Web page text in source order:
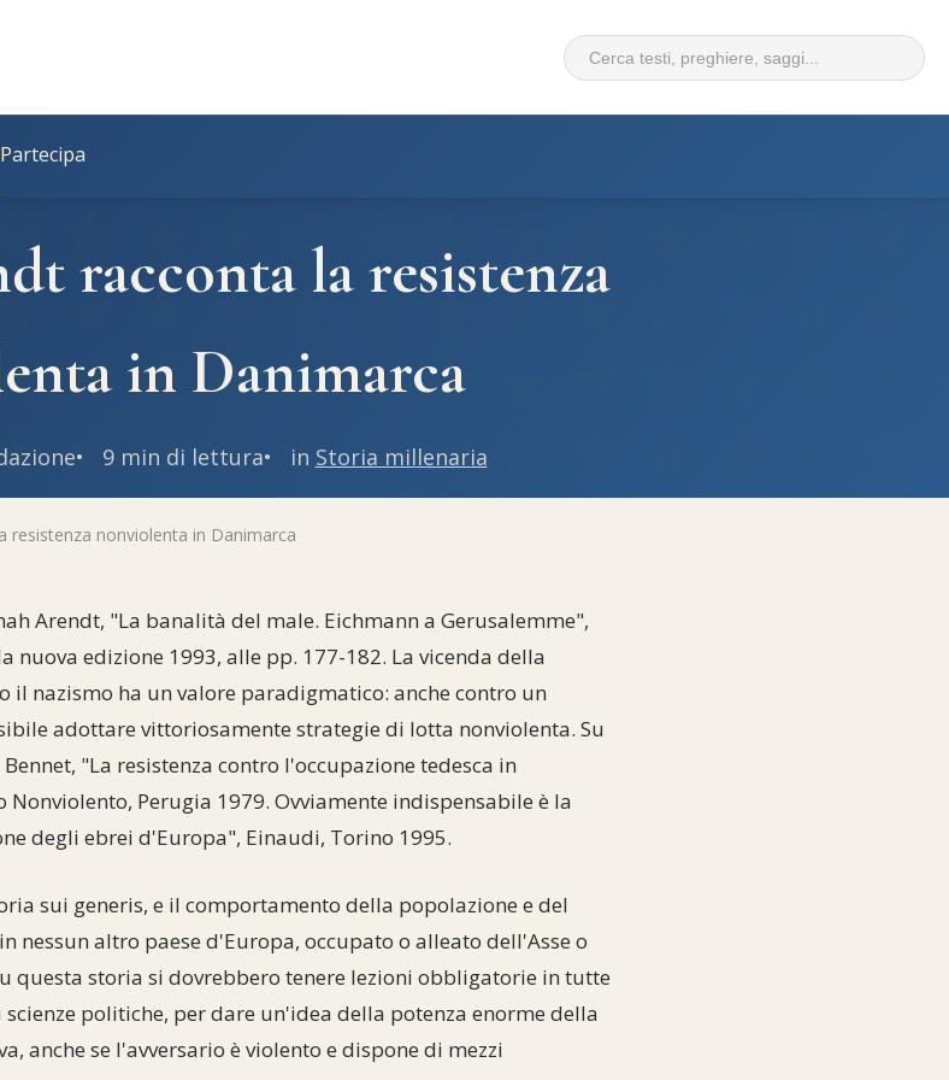
Partecipa
racconta la resistenza
in Danimarca
9 min di lettura in Storia millenaria
resistenza nonviolenta in Danimarca
Arendt, "La banalità del male. Eichmann a Gerusalemme",
edizione 1993, alle pp. 177-182. La vicenda della
il nazismo ha un valore paradigmatico: anche contro un
adottare vittoriosamente strategie di lotta nonviolenta. Su
"La resistenza contro l'occupazione tedesca in
Perugia 1979. Ovviamente indispensabile è la
degli ebrei d'Europa", Einaudi, Torino 1995.
sui generis, e il comportamento della popolazione e del
nessun altro paese d'Europa, occupato o alleato dell'Asse o
questa storia si dovrebbero tenere lezioni obbligatorie in tutte
politiche, per dare un'idea della potenza enorme della
anche se l'avversario è violento e dispone di mezzi